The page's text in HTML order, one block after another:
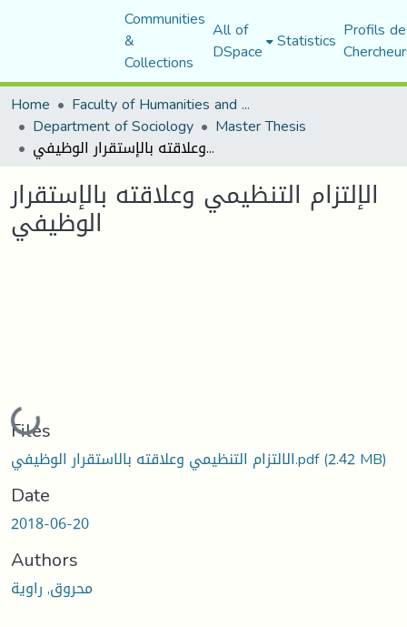
Communities
&
Collections
All of
DSpace Statistics Profils
Home
Faculty of Humanities and Social Sciences
Department of Sociology Master Thesis
الإلتزام التنظيمي وعلاقته بالإستقرار الوظيفي
الإلتزام التنظيمي وعلاقته بالإستقرار
الوظيفي
Loading...
Files
الالتزام التنظيمي وعلاقته بالاستقرار الوظيفي.pdf(2.42 MB)
Date
2018-06-20
Authors
محروق, راوية